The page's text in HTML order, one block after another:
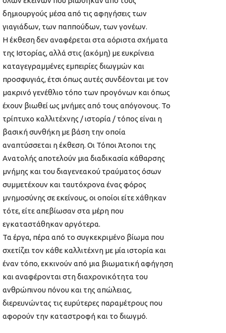
δημιουργούς μέσα από τις αφηγήσεις των
γιαγιάδων, των παππούδων, των γονέων.
Η έκθεση δεν αναφέρεται στα αόριστα σχήματα
της Ιστορίας, αλλά στις (ακόμη) με ευκρίνεια
καταγεγραμμένες εμπειρίες διωγμών και
προσφυγιάς, έτσι όπως αυτές συνδέονται με τον
μακρινό γενέθλιο τόπο των προγόνων και όπως
έχουν βιωθεί ως μνήμες από τους απόγονους. Το
τρίπτυχο καλλιτέχνης / ιστορία / τόπος είναι η
βασική συνθήκη με βάση την οποία
αναπτύσσεται η έκθεση. Οι Τόποι Άτοποι της
Ανατολής αποτελούν μια διαδικασία κάθαρσης
μνήμης και του διαγενεακού τραύματος όσων
συμμετέχουν και ταυτόχρονα ένας φόρος
μνημοσύνης σε εκείνους, οι οποίοι είτε χάθηκαν
τότε, είτε απεβίωσαν στα μέρη που
εγκαταστάθηκαν αργότερα.
Τα έργα, πέρα από το συγκεκριμένο βίωμα που
σχετίζει τον κάθε καλλιτέχνη με μία ιστορία και
έναν τόπο, εκκινούν από μια βιωματική αφήγηση
και αναφέρονται στη διαχρονικότητα του
ανθρώπινου πόνου και της απώλειας,
διερευνώντας τις ευρύτερες παραμέτρους που
αφορούν την καταστροφή και το διωγμό.